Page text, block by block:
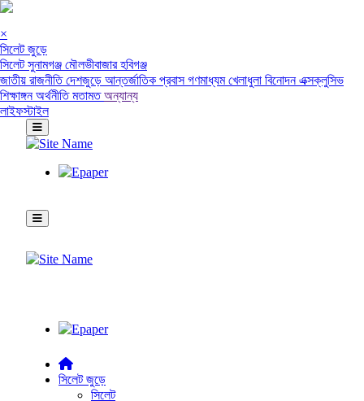
×
সিলেট জুড়ে
সিলেটসুনামগঞ্জ মৌলভীবাজারহবিগঞ্জ
জাতীয় রাজনীতিদেশজুড়ে আন্তর্জাতিক প্রবাসগণমাধ্যমখেলাধুলা বিনোদনএক্সক্লুসিভ
শিক্ষাঙ্গনঅর্থনীতিমতামতঅন্যান্য
লাইফস্টাইল
সিলেট জুড়ে
সিলেট